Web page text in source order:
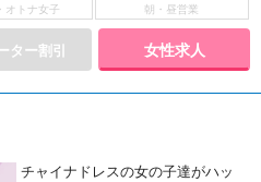
女性求人
チャイナドレスの女の子達がハッ